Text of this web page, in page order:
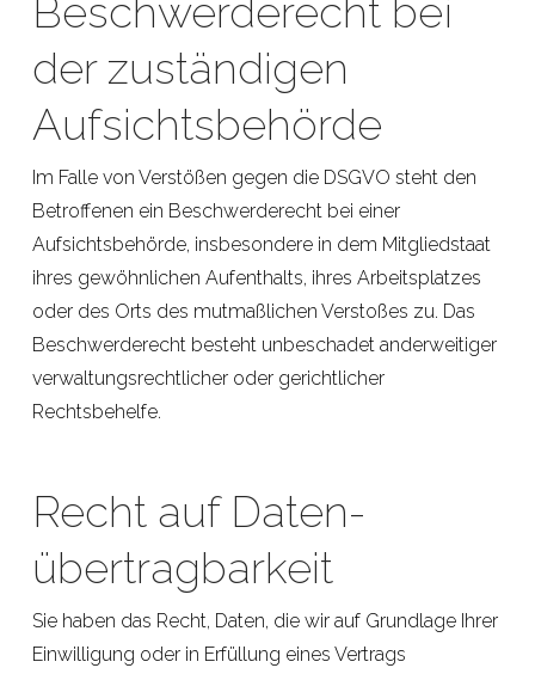
Beschwerde­recht bei
der zuständigen
Aufsichts­behörde
Im Falle von Verstößen gegen die DSGVO steht den
Betroffenen ein Beschwerderecht bei einer
Aufsichtsbehörde, insbesondere in dem Mitgliedstaat
ihres gewöhnlichen Aufenthalts, ihres Arbeitsplatzes
oder des Orts des mutmaßlichen Verstoßes zu. Das
Beschwerderecht besteht unbeschadet anderweitiger
verwaltungsrechtlicher oder gerichtlicher
Rechtsbehelfe.
Recht auf Daten­
übertrag­barkeit
Sie haben das Recht, Daten, die wir auf Grundlage Ihrer
Einwilligung oder in Erfüllung eines Vertrags